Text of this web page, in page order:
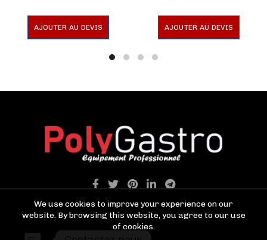
CUISIFRIOT
AJOUTER AU DEVIS
CUISIFRIOT
AJOUTER AU DEVIS
We use cookies to improve your experience on our
website. By browsing this website, you agree to our use
of cookies.